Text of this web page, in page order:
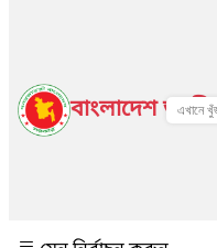
বাংলাদেশ